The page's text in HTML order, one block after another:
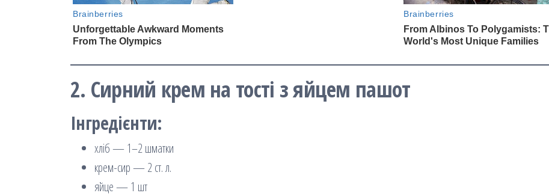
2. Сирний крем на тості з яйцем пашот
Інгредієнти:
хліб — 1–2 шматки
крем-сир — 2 ст. л.
яйце — 1 шт